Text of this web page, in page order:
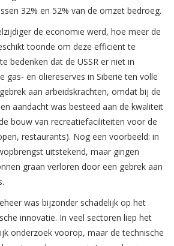
32% en 52% van de omzet bedroeg.
de economie werd, hoe meer de
toonde om deze efficiënt te
bedenken dat de USSR er niet in
gas- en oliereserves in Siberië ten volle
aan arbeidskrachten, omdat bij de
aandacht was besteed aan de kwaliteit
bouw van recreatiefaciliteiten voor de
restaurants). Nog een voorbeeld: in
uitstekend, maar gingen
graan verloren door een gebrek aan
was bijzonder schadelijk op het
innovatie. In veel sectoren liep het
onderzoek voorop, maar de technische